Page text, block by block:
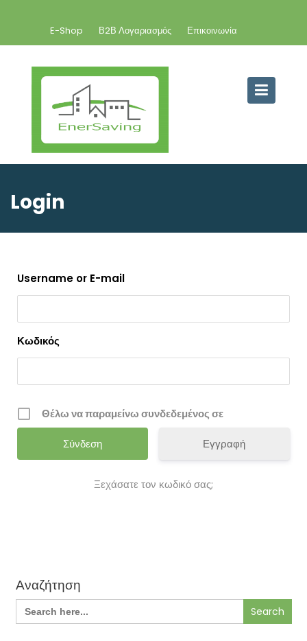
E-Shop Β2Β Λογαριασμός Επικοινωνία
Login
Username or E-mail
Κωδικός
Θέλω να παραμείνω συνδεδεμένος σε
Εγγραφή
Ξεχάσατε τον κωδικό σας;
Αναζήτηση
Search
for: